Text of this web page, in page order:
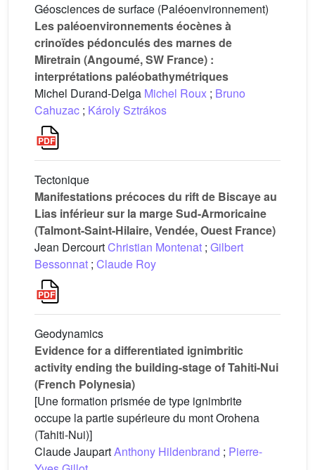
Géosciences de surface (Paléoenvironnement)
Les paléoenvironnements éocènes à
crinoïdes pédonculés des marnes de
Miretrain (Angoumé, SW France) :
interprétations paléobathymétriques
Michel Durand-Delga Michel Roux ; Bruno
Cahuzac ; Károly Sztrákos
Tectonique
Manifestations précoces du rift de Biscaye au
Lias inférieur sur la marge Sud-Armoricaine
(Talmont-Saint-Hilaire, Vendée, Ouest France)
Jean DercourtChristian Montenat ; Gilbert
Bessonnat ; Claude Roy
Geodynamics
Evidence for a differentiated ignimbritic
activity ending the building-stage of Tahiti-Nui
(French Polynesia)
[Une formation prismée de type ignimbrite
occupe la partie supérieure du mont Orohena
(Tahiti-Nui)]
Claude JaupartAnthony Hildenbrand ; Pierre-